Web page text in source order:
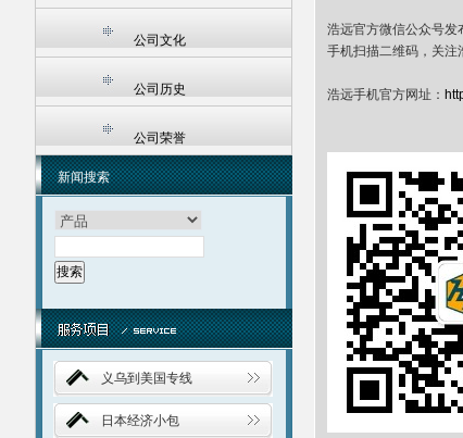
公司文化
公司历史
公司荣誉
新闻搜索
义乌到美国专线
日本经济小包
浩远官方微信公众号发
手机扫描二维码，关注
浩远手机官方网址：